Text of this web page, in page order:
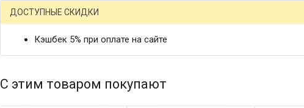
ДОСТУПНЫЕ СКИДКИ
Кэшбек 5% при оплате на сайте
С этим товаром покупают